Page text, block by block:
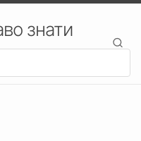
знати